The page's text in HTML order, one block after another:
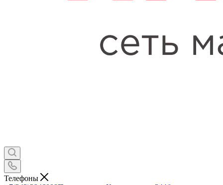
Телефоны